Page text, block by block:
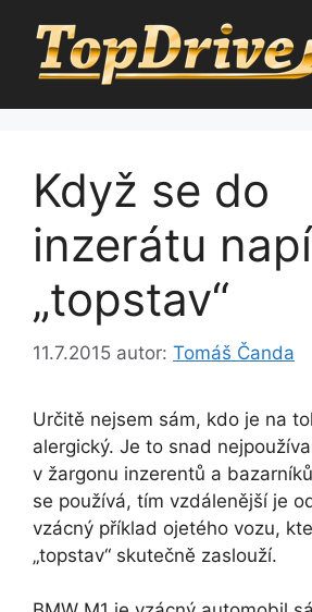
obsah
Když se do
inzerátu
„topstav“
11.7.2015 autor: Tomáš Čanda
Určitě nejsem sám, kdo je na
alergický. Je to snad
v žargonu inzerentů a
se používá, tím vzdálenější je
vzácný příklad ojetého vozu,
„topstav“ skutečně zaslouží.